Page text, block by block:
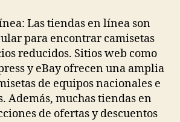
Las tiendas en línea son
para encontrar camisetas
reducidos. Sitios web como
y eBay ofrecen una amplia
de equipos nacionales e
Además, muchas tiendas en
de ofertas y descuentos